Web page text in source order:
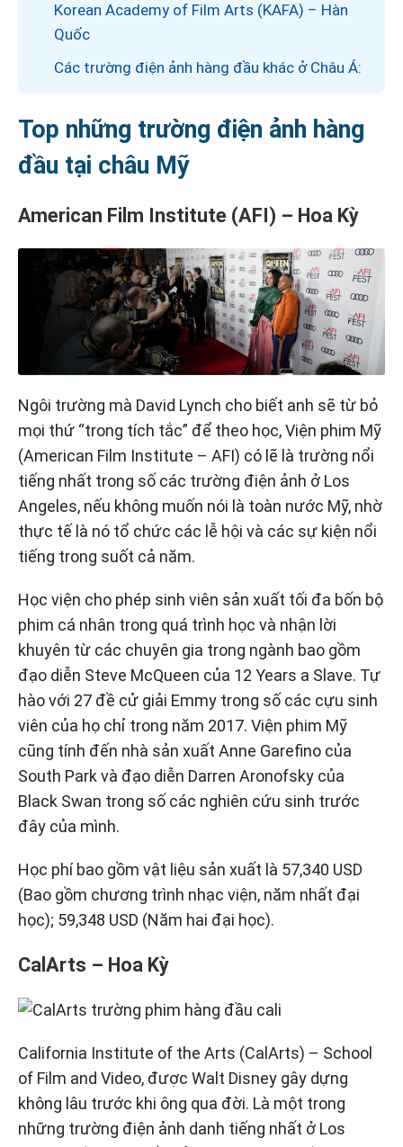
Korean Academy of Film Arts (KAFA) – Hàn
Quốc
Các trường điện ảnh hàng đầu khác ở Châu Á:
Top những trường điện ảnh hàng
đầu tại châu Mỹ
American Film Institute (AFI) – Hoa Kỳ
Ngôi trường mà David Lynch cho biết anh sẽ từ bỏ
mọi thứ “trong tích tắc” để theo học, Viện phim Mỹ
(American Film Institute – AFI) có lẽ là trường nổi
tiếng nhất trong số các trường điện ảnh ở Los
Angeles, nếu không muốn nói là toàn nước Mỹ, nhờ
thực tế là nó tổ chức các lễ hội và các sự kiện nổi
tiếng trong suốt cả năm.
Học viện cho phép sinh viên sản xuất tối đa bốn bộ
phim cá nhân trong quá trình học và nhận lời
khuyên từ các chuyên gia trong ngành bao gồm
đạo diễn Steve McQueen của 12 Years a Slave. Tự
hào với 27 đề cử giải Emmy trong số các cựu sinh
viên của họ chỉ trong năm 2017. Viện phim Mỹ
cũng tính đến nhà sản xuất Anne Garefino của
South Park và đạo diễn Darren Aronofsky của
Black Swan trong số các nghiên cứu sinh trước
đây của mình.
Học phí bao gồm vật liệu sản xuất là 57,340 USD
(Bao gồm chương trình nhạc viện, năm nhất đại
học); 59,348 USD (Năm hai đại học).
CalArts – Hoa Kỳ
California Institute of the Arts (CalArts) – School
of Film and Video, được Walt Disney gây dựng
không lâu trước khi ông qua đời. Là một trong
những trường điện ảnh danh tiếng nhất ở Los